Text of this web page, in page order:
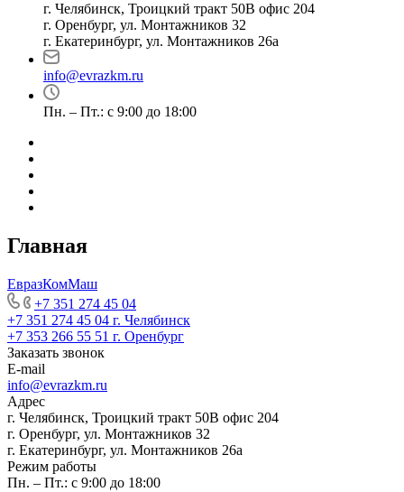
г. Челябинск, Троицкий тракт 50В офис 204
г. Оренбург, ул. Монтажников 32
г. Екатеринбург, ул. Монтажников 26а
info@evrazkm.ru
Пн. – Пт.: с 9:00 до 18:00
Главная
ЕвразКомМаш
+7 351 274 45 04
+7 351 274 45 04 г. Челябинск
+7 353 266 55 51 г. Оренбург
Заказать звонок
E-mail
info@evrazkm.ru
Адрес
г. Челябинск, Троицкий тракт 50В офис 204
г. Оренбург, ул. Монтажников 32
г. Екатеринбург, ул. Монтажников 26а
Режим работы
Пн. – Пт.: с 9:00 до 18:00